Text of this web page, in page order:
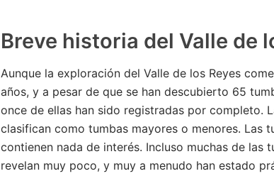
Breve historia del Valle de
Aunque la exploración del Valle de los Reyes
años, y a pesar de que se han descubierto 65
once de ellas han sido registradas por completo.
clasifican como tumbas mayores o menores. Las
contienen nada de interés. Incluso muchas de las
revelan muy poco, y muy a menudo han estado